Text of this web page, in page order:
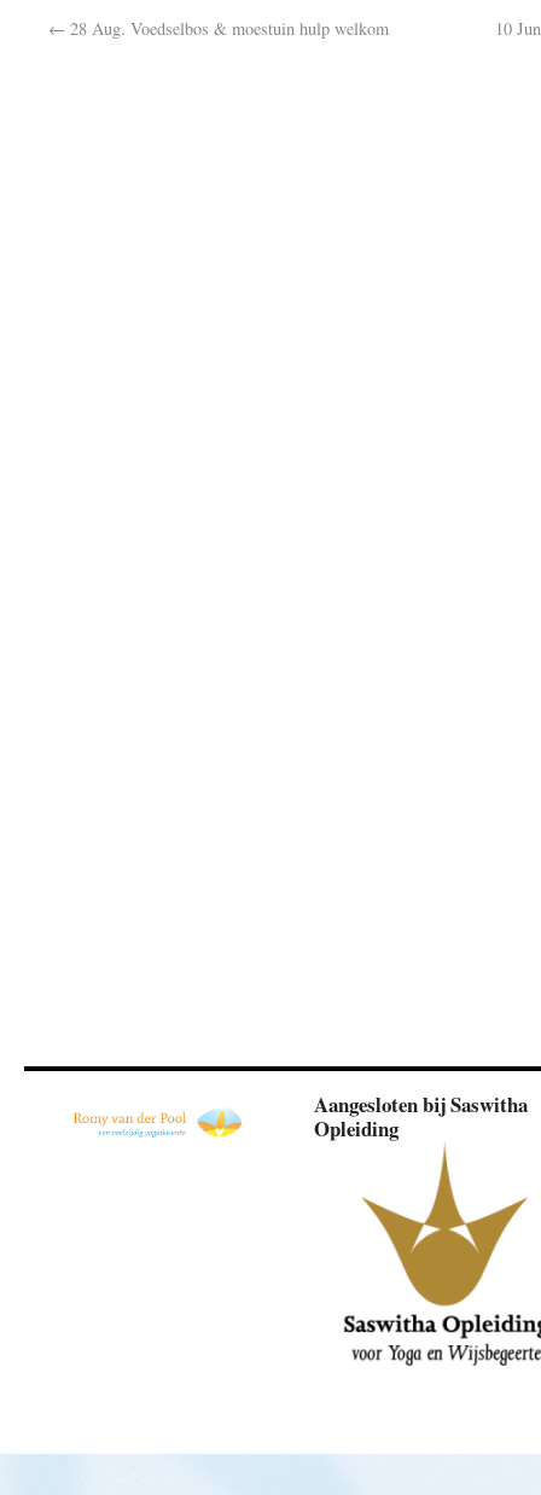
← 28 Aug. Voedselbos & moestuin hulp welkom 10
Aangesloten bij Saswitha
Opleiding